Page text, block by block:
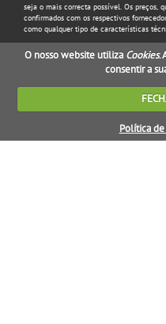
seja o mais correcta possível. Os preços,
confirmados com os respectivos
como qualquer tipo de características
O nosso website utiliza Cookies.
consentir a
Política de